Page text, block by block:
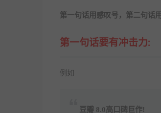
第一句话用感叹号，第二句话
第一句话要有冲击力:
例如
豆瓣 8.0高口碑巨作!